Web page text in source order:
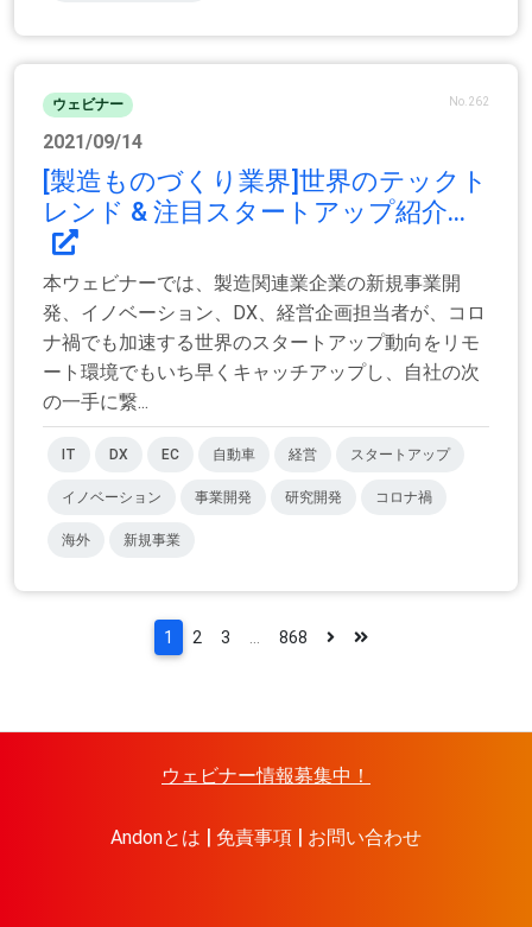
ウェビナー No.262
2021/09/14
[製造ものづくり業界]世界のテックト
レンド & 注目スタートアップ紹介...
本ウェビナーでは、製造関連業企業の新規事業開
発、イノベーション、DX、経営企画担当者が、コロ
ナ禍でも加速する世界のスタートアップ動向をリモ
ート環境でもいち早くキャッチアップし、自社の次
の一手に繋...
IT DX EC 自動車 経営 スタートアップ
イノベーション 事業開発 研究開発 コロナ禍
海外 新規事業
1 2 3 868
ウェビナー情報募集中！
Andonとは 免責事項 お問い合わせ